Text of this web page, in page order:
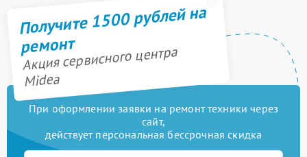
Получите 1500 рублей на
ремонт
Акция сервисного центра
Midea
При оформлении заявки на ремонт техники через
сайт,
действует персональная бессрочная скидка